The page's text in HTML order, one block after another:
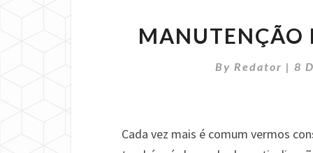
MANUTENÇÃO
By Redator |8
Cada vez mais é comum vermos